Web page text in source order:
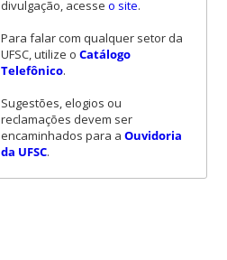
divulgação, acesse o site.
Para falar com qualquer setor da
UFSC, utilize o Catálogo
Telefônico.
Sugestões, elogios ou
reclamações devem ser
encaminhados para a Ouvidoria
da UFSC.